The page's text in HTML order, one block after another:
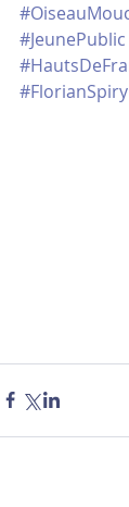
#JeunePublic
#FlorianSpiry